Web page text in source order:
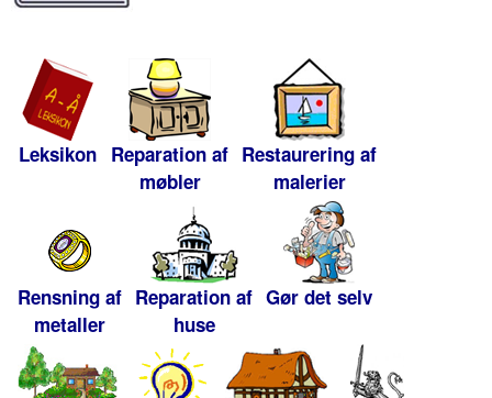
Leksikon Reparation af
møbler
Restaurering af
malerier
Rensning af
metaller
Reparation af
huse
Gør det selv